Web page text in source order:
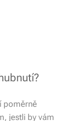
poměrně
jestli by vám